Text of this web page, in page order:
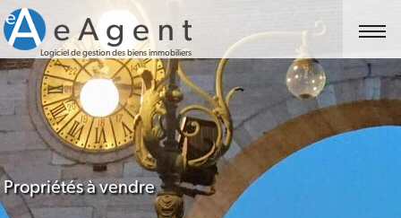
Logiciel de gestion des biens immobiliers
Propriétés à vendre